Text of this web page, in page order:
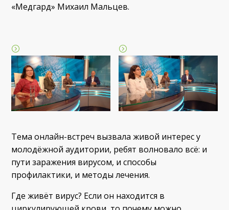
«Медгард» Михаил Мальцев.
Тема онлайн-встреч вызвала живой интерес у
молодёжной аудитории, ребят волновало всё: и
пути заражения вирусом, и способы
профилактики, и методы лечения.
Где живёт вирус? Если он находится в